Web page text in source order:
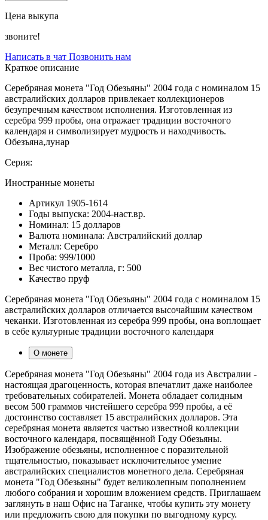
Цена выкупа
звоните!
Написать в чат Позвонить нам
Краткое описание
Серебряная монета "Год Обезьяны" 2004 года с номиналом 15
австралийских долларов привлекает коллекционеров
безупречным качеством исполнения. Изготовленная из
серебра 999 пробы, она отражает традиции восточного
календаря и символизирует мудрость и находчивость.
Обезъяна,лунар
Серия:
Иностранные монеты
Артикул 1905-1614
Годы выпуска: 2004-наст.вр.
Номинал: 15 долларов
Валюта номинала: Австралийский доллар
Металл: Серебро
Проба: 999/1000
Вес чистого металла, г: 500
Качество пруф
Серебряная монета "Год Обезьяны" 2004 года с номиналом 15
австралийских долларов отличается высочайшим качеством
чеканки. Изготовленная из серебра 999 пробы, она воплощает
в себе культурные традиции восточного календаря
О монете
Серебряная монета "Год Обезьяны" 2004 года из Австралии -
настоящая драгоценность, которая впечатлит даже наиболее
требовательных собирателей. Монета обладает солидным
весом 500 граммов чистейшего серебра 999 пробы, а её
достоинство составляет 15 австралийских долларов. Эта
серебряная монета является частью известной коллекции
восточного календаря, посвящённой Году Обезьяны.
Изображение обезьяны, исполненное с поразительной
тщательностью, показывает исключительное умение
австралийских специалистов монетного дела. Серебряная
монета "Год Обезьяны" будет великолепным пополнением
любого собрания и хорошим вложением средств. Приглашаем
заглянуть в наш Офис на Таганке, чтобы купить эту монету
или предложить свою для покупки по выгодному курсу.